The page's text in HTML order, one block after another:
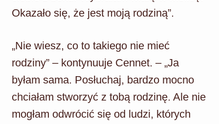
Okazało się, że jest moją rodziną”.
„Nie wiesz, co to takiego nie mieć
rodziny” – kontynuuje Cennet. – „Ja
byłam sama. Posłuchaj, bardzo mocno
chciałam stworzyć z tobą rodzinę. Ale nie
mogłam odwrócić się od ludzi, których